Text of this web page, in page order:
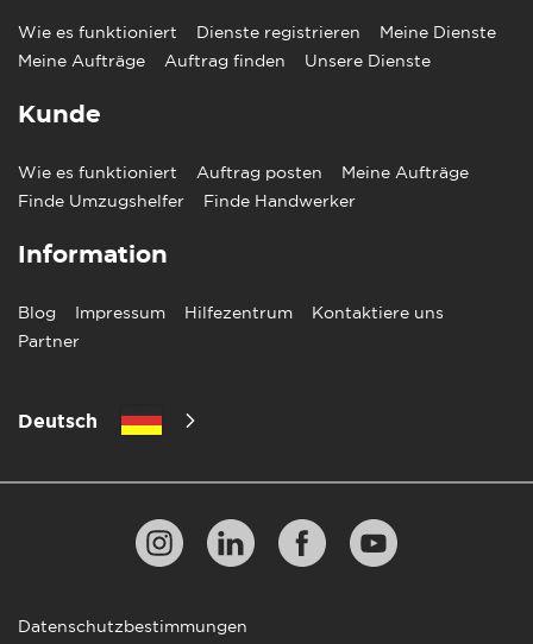
Wie es funktioniert Dienste registrieren
Meine Dienste
Meine Aufträge
Auftrag finden Unsere Dienste
Kunde
Wie es funktioniert Auftrag posten
Meine Aufträge
Finde Umzugshelfer
Finde Handwerker
Information
Blog Impressum Hilfezentrum
Kontaktiere uns
Partner
Deutsch
Datenschutzbestimmungen